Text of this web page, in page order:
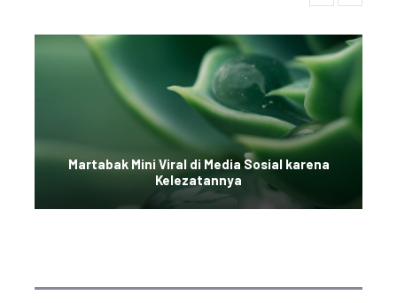
Martabak Mini Viral di Media Sosial karena
Kelezatannya